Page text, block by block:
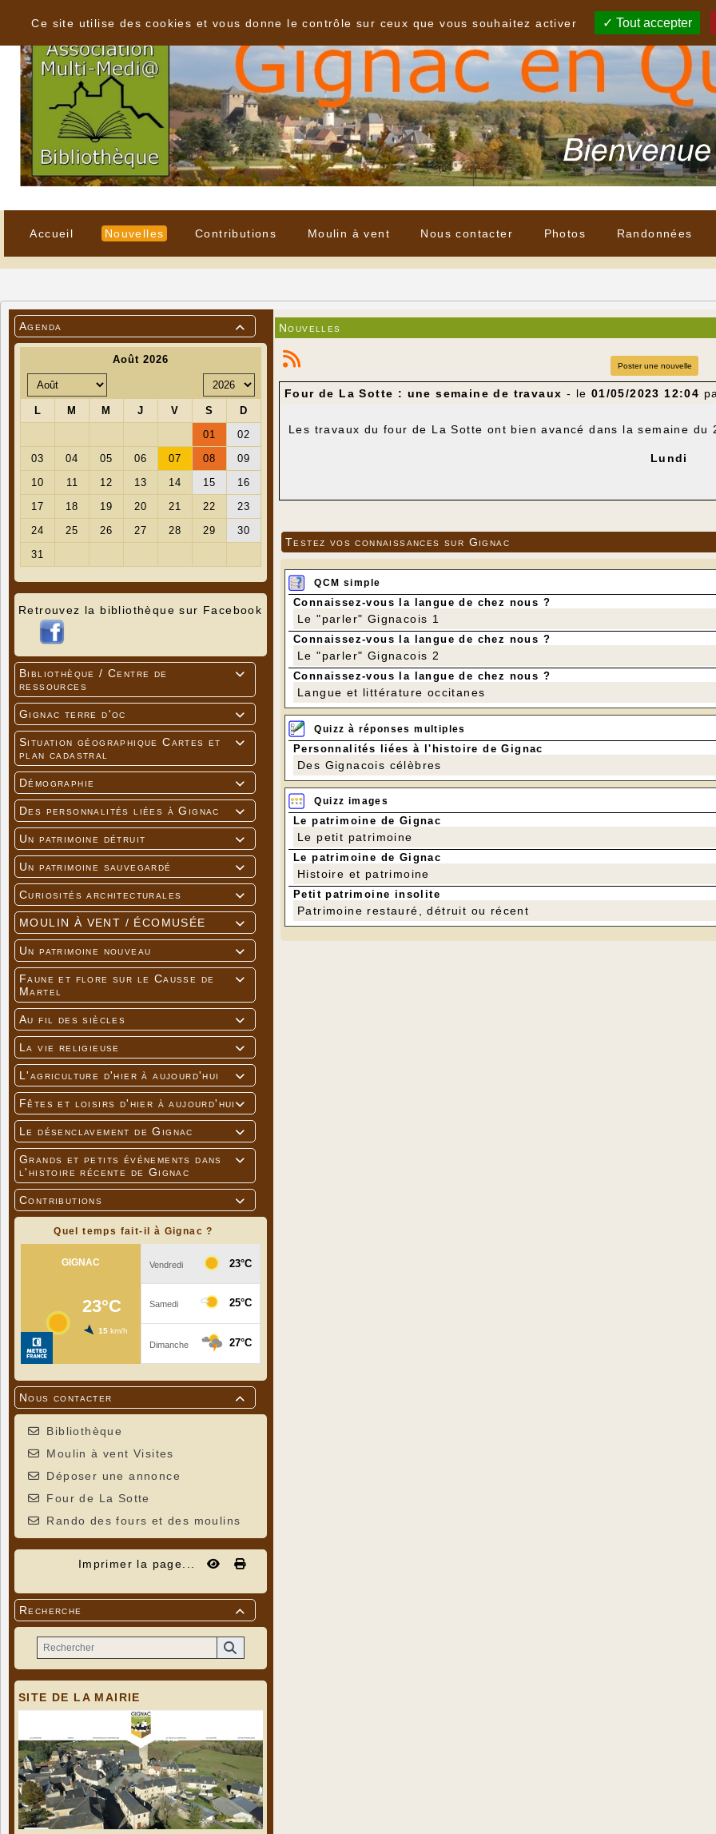
Accueil Nouvelles Contributions Moulin à vent Nous contacter Photos Randonnées

Agenda
Retrouvez la bibliothèque sur Facebook

Bibliothèque / Centre de
ressources

Gignac terre d'oc

Situation géographique Cartes et
plan cadastral

Démographie

Des personnalités liées à Gignac

Un patrimoine détruit

Un patrimoine sauvegardé

Curiosités architecturales

MOULIN À VENT / ÉCOMUSÉE

Un patrimoine nouveau

Faune et flore sur le Causse de
Martel

Au fil des siècles

La vie religieuse

L'agriculture d'hier à aujourd'hui

Fêtes et loisirs d'hier à aujourd'hui

Le désenclavement de Gignac

Grands et petits événements dans
l'histoire récente de Gignac

Contributions
Quel temps fait-il à Gignac ?

Nous contacter
Bibliothèque
Moulin à vent Visites
Déposer une annonce
Four de La Sotte
Rando des fours et des moulins
Imprimer la page...

Recherche
SITE DE LA MAIRIE
Nouvelles
Poster une nouvelle
Four de La Sotte : une semaine de travaux - le 01/05/2023 12:04
Les travaux du four de La Sotte ont bien avancé dans la semaine du
Lundi
Testez vos connaissances sur Gignac
QCM simple
Connaissez-vous la langue de chez nous ?
Le "parler" Gignacois 1
Connaissez-vous la langue de chez nous ?
Le "parler" Gignacois 2
Connaissez-vous la langue de chez nous ?
Langue et littérature occitanes
Quizz à réponses multiples
Personnalités liées à l'histoire de Gignac
Des Gignacois célèbres
Quizz images
Le patrimoine de Gignac
Le petit patrimoine
Le patrimoine de Gignac
Histoire et patrimoine
Petit patrimoine insolite
Patrimoine restauré, détruit ou récent
Ce site utilise des cookies et vous donne le contrôle sur ceux que vous souhaitez activer
Tout accepter